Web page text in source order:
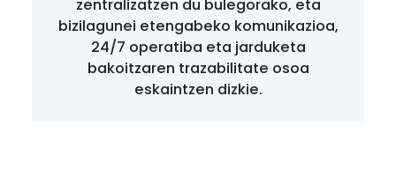
zentralizatzen du bulegorako, eta
bizilagunei etengabeko komunikazioa,
24/7 operatiba eta jarduketa
bakoitzaren trazabilitate osoa
eskaintzen dizkie.